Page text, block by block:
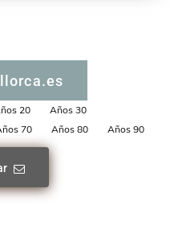
20
Años 30
70 Años 80 Años 90